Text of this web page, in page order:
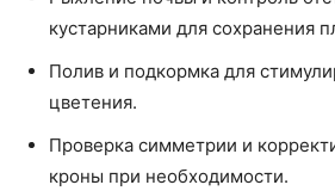
кустарниками для сохранения
Полив и подкормка для
цветения.
Проверка симметрии и
кроны при необходимости.